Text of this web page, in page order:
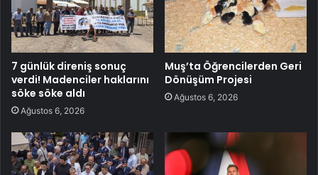
7 günlük direniş sonuç
verdi! Madenciler haklarını
söke söke aldı
Ağustos 6, 2026
Muş’ta Öğrencilerden Geri
Dönüşüm Projesi
Ağustos 6, 2026